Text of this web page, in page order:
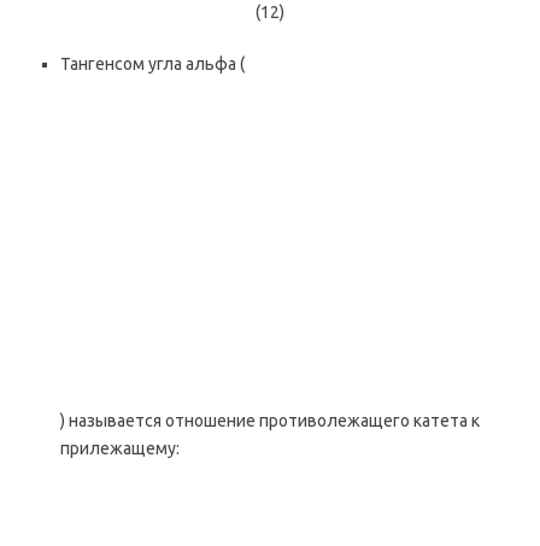
(12)
Тангенсом угла альфа (
) называется отношение противолежащего катета к
прилежащему: